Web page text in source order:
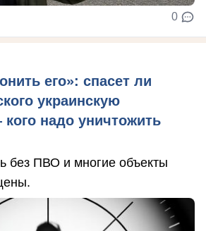
0
его»: спасет ли
украинскую
надо уничтожить
без ПВО и многие объекты